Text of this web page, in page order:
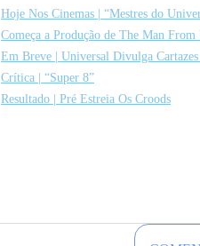
Hoje Nos Cinemas | “Mestres do
Começa a Produção de The Man
Em Breve | Universal Divulga
Crítica | “Super 8”
Resultado | Pré Estreia Os Croods